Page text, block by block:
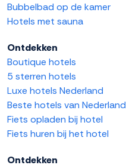
Bubbelbad op de kamer
Hotels met sauna
Ontdekken
Boutique hotels
5 sterren hotels
Luxe hotels Nederland
Beste hotels van Nederland
Fiets opladen bij hotel
Fiets huren bij het hotel
Ontdekken